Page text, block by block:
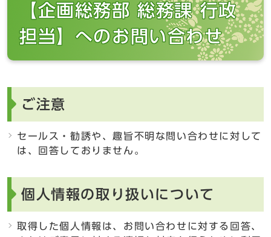
【企画総務部 総務課 行政
担当】へのお問い合わせ
ご注意
セールス・勧誘や、趣旨不明な問い合わせに対して
は、回答しておりません。
個人情報の取り扱いについて
取得した個人情報は、お問い合わせに対する回答、